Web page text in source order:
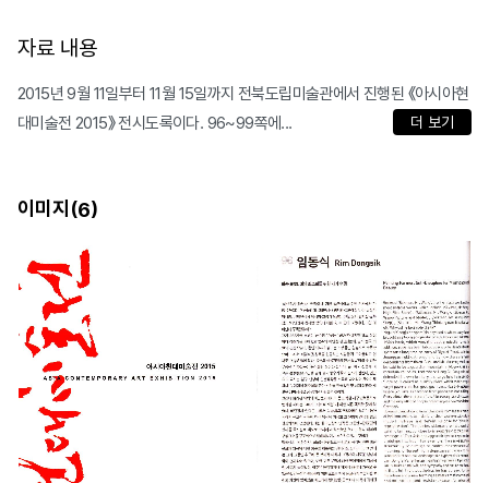
자료 내용
2015년 9월 11일부터 11월 15일까지 전북도립미술관에서 진행된 《아시아현
대미술전 2015》 전시도록이다. 96~99쪽에...
더 보기
이미지(6)